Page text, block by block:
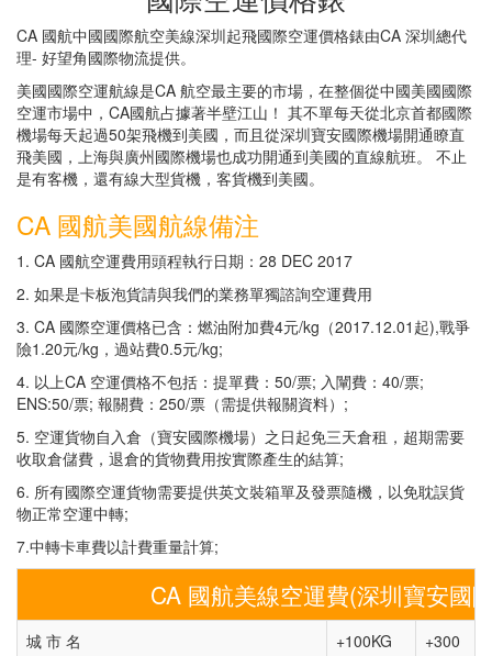
CA 國航中國國際航空美線深圳起飛國際空運價格錶由CA 深圳總代
理- 好望角國際物流提供。
美國國際空運航線是CA 航空最主要的市場，在整個從中國美國國際
空運市場中，CA國航占據著半壁江山！ 其不單每天從北京首都國際
機場每天起過50架飛機到美國，而且從深圳寶安國際機場開通瞭直
飛美國，上海與廣州國際機場也成功開通到美國的直線航班。 不止
是有客機，還有線大型貨機，客貨機到美國。
CA 國航美國航線備注
1. CA 國航空運費用頭程執行日期：28 DEC 2017
2. 如果是卡板泡貨請與我們的業務單獨諮詢空運費用
3. CA 國際空運價格已含：燃油附加費4元/kg（2017.12.01起),戰爭
險1.20元/kg，過站費0.5元/kg;
4. 以上CA 空運價格不包括：提單費：50/票; 入闡費：40/票;
ENS:50/票; 報關費：250/票（需提供報關資料）;
5. 空運貨物自入倉（寶安國際機場）之日起免三天倉租，超期需要
收取倉儲費，退倉的貨物費用按實際產生的結算;
6. 所有國際空運貨物需要提供英文裝箱單及發票隨機，以免耽誤貨
物正常空運中轉;
7.中轉卡車費以計費重量計算;
CA 國航美線空運費(深圳寶安國
城 市 名
+100KG
+300